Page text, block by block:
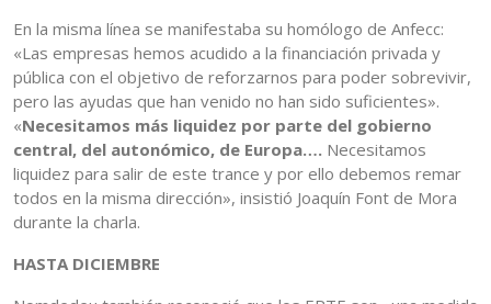
En la misma línea se manifestaba su homólogo de Anfecc:
«Las empresas hemos acudido a la financiación privada y
pública con el objetivo de reforzarnos para poder sobrevivir,
pero las ayudas que han venido no han sido suficientes».
«Necesitamos más liquidez por parte del gobierno
central, del autonómico, de Europa…. Necesitamos
liquidez para salir de este trance y por ello debemos remar
todos en la misma dirección», insistió Joaquín Font de Mora
durante la charla.
HASTA DICIEMBRE